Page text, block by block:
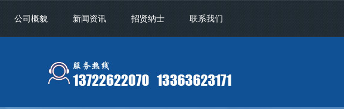
公司概貌 新闻资讯 招贤纳士 联系我们